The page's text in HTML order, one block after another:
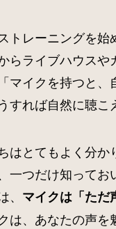
トレーニングを始
らライブハウスや
マイクを持つと、
すれば自然に聴
はとてもよく分か
一つだけ知ってお
マイクは「ただ
は、あなたの声を